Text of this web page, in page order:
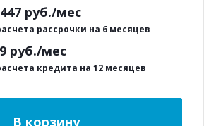
руб./мес
рассрочки на 6 месяцев
руб./мес
кредита на 12 месяцев
В корзину